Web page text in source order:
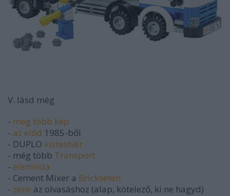
V. lásd még
- még több kép
- az előd 1985-ből
- DUPLO kistestvér
- még több Transport
- elemlista
- Cement Mixer a Brickseten
- zene az olvasáshoz (alap, kötelező, ki ne hagyd)